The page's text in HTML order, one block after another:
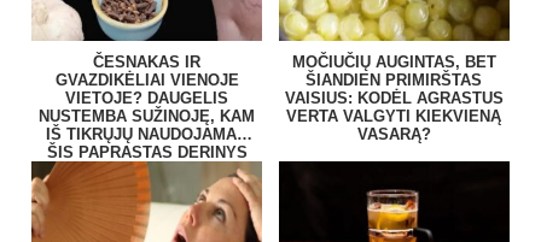
ČESNAKAS IR
GVAZDIKĖLIAI VIENOJE
VIETOJE? DAUGELIS
NUSTEMBA SUŽINOJĘ, KAM
IŠ TIKRŲJŲ NAUDOJAMAS
ŠIS PAPRASTAS DERINYS
MOČIUČIŲ AUGINTAS, BET
ŠIANDIEN PRIMIRŠTAS
VAISIUS: KODĖL AGRASTUS
VERTA VALGYTI KIEKVIENĄ
VASARĄ?